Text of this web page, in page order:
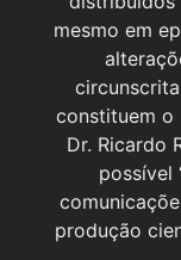
mesmo em
constituem o
Dr. Ricardo
possível
produção